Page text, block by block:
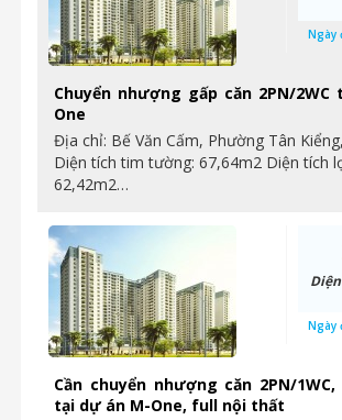
Chuyển nhượng gấp căn 2PN/
One
Địa chỉ: Bế Văn Cấm, Phường Tân
Diện tích tim tường: 67,64m2 Diện tích
62,42m2…
Ngày
Cần chuyển nhượng căn 2PN/
tại dự án M-One, full nội thất
Ngày